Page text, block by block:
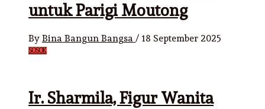
untuk Parigi Moutong
By Bina Bangun Bangsa / 18 September 2025
SOSOK
Ir. Sharmila, Figur Wanita